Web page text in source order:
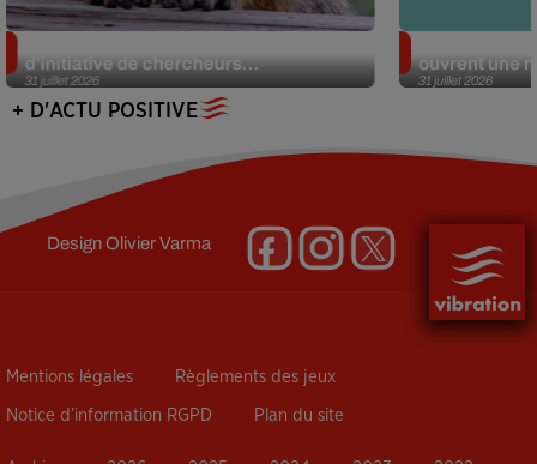
31 juillet 2026
d’initiative de chercheurs...
31 juillet 2026
ouvrent une
+ D'ACTU POSITIVE
DesignOlivier Varma
Mentions légales Règlements des jeux
Notice d’information RGPD Plan du site